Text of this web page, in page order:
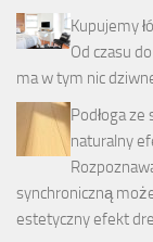
Kupujemy
Od czasu
ma w tym nic
Podłoga
naturalny
synchroniczną
estetyczny efekt